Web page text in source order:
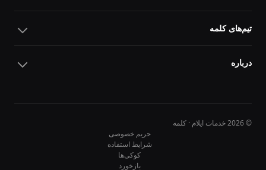
تیم‌های کلمه
درباره
© 2026 خدمات ایلام · کلمه
حریم خصوصی
شرایط استفاده
کوکی‌ها
بازخورد
10